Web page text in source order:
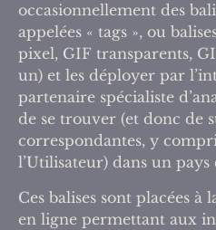
occasionnellement des
appelées « tags », ou
pixel, GIF transparents,
un) et les déployer par
partenaire spécialiste
de se trouver (et donc de
correspondantes, y
l’Utilisateur) dans un pays
Ces balises sont placées à
en ligne permettant aux